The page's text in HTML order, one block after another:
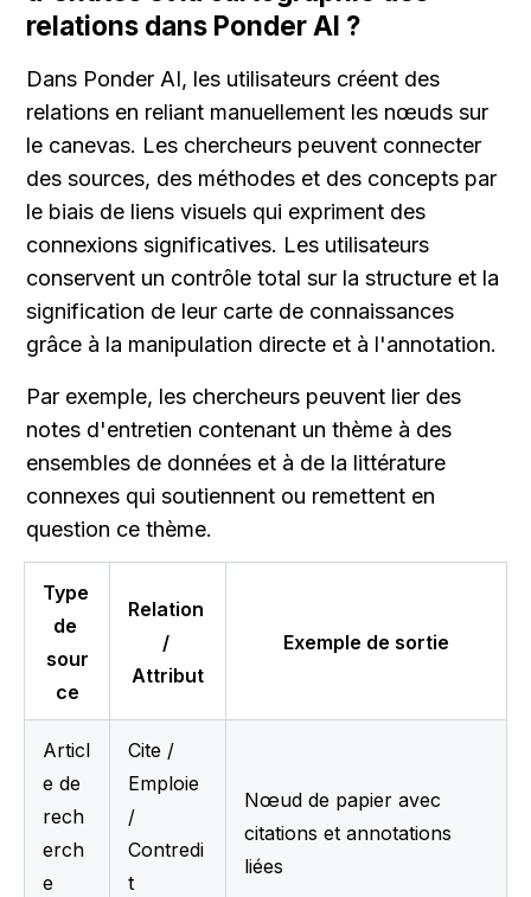
relations dans Ponder AI ?
Dans Ponder AI, les utilisateurs créent des
relations en reliant manuellement les nœuds sur
le canevas. Les chercheurs peuvent connecter
des sources, des méthodes et des concepts par
le biais de liens visuels qui expriment des
connexions significatives. Les utilisateurs
conservent un contrôle total sur la structure et la
signification de leur carte de connaissances
grâce à la manipulation directe et à l'annotation.
Par exemple, les chercheurs peuvent lier des
notes d'entretien contenant un thème à des
ensembles de données et à de la littérature
connexes qui soutiennent ou remettent en
question ce thème.
Type
de
sour
ce
Relation
/
Attribut
Exemple de sortie
Articl
e de
rech
erch
e
Cite /
Emploie
/
Contredi
t
Nœud de papier avec
citations et annotations
liées